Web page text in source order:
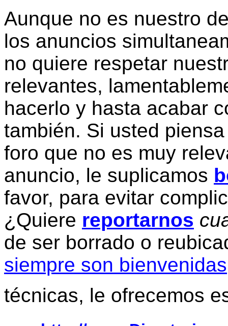
Aunque no es nuestro
los anuncios
no quiere respetar
relevantes,
hacerlo y hasta acabar
también. Si usted
foro que no es muy
anuncio, le suplicamos
favor, para evitar
¿Quiere reportarnos
de ser borrado o
siempre son bienvenidas
técnicas, le ofrecemos